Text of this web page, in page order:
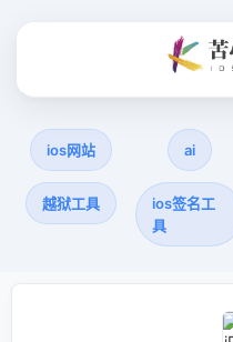
ios网站 ai
越狱工具
ios签名工
具